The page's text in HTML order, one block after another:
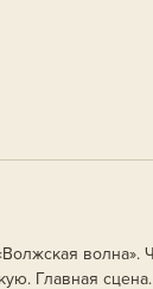
волна».
Главная сцена